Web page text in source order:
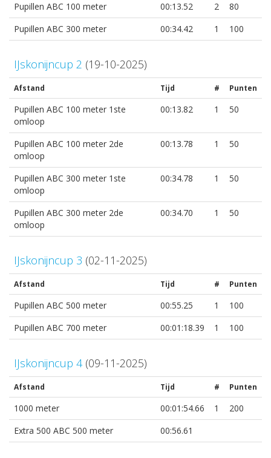
Pupillen ABC 100 meter 00:13.52 2
80
Pupillen ABC 300 meter
00:34.42 1 100
IJskonijncup 2 (19-10-2025)
Afstand Tijd # Punten
Pupillen ABC 100 meter 1ste
omloop
00:13.82 1 50
Pupillen ABC 100 meter 2de
omloop
00:13.78 1 50
Pupillen ABC 300 meter 1ste
omloop
00:34.78 1 50
Pupillen ABC 300 meter 2de
omloop
00:34.70 1 50
IJskonijncup 3 (02-11-2025)
Afstand Tijd # Punten
Pupillen ABC 500 meter 00:55.25 1
100
Pupillen ABC 700 meter
00:01:18.39 1 100
IJskonijncup 4(09-11-2025)
Afstand Tijd # Punten
1000 meter 00:01:54.66 1
200
Extra 500 ABC 500 meter
00:56.61